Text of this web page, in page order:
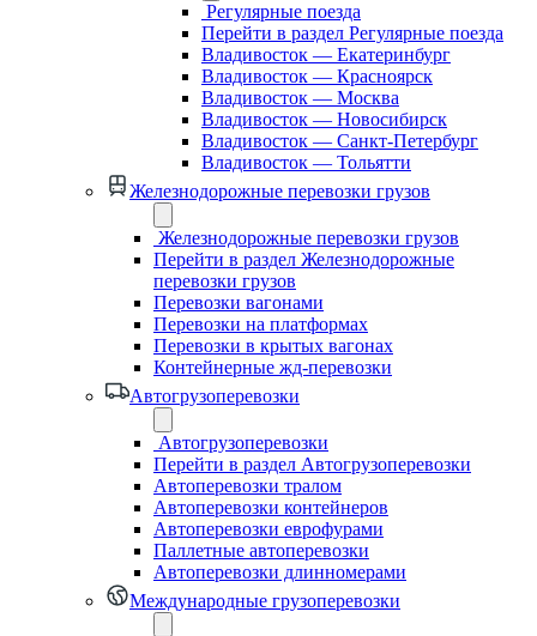
Регулярные поезда
Перейти в раздел Регулярные поезда
Владивосток — Екатеринбург
Владивосток — Красноярск
Владивосток — Москва
Владивосток — Новосибирск
Владивосток — Санкт-Петербург
Владивосток — Тольятти
Железнодорожные перевозки грузов
Железнодорожные перевозки грузов
Перейти в раздел Железнодорожные
перевозки грузов
Перевозки вагонами
Перевозки на платформах
Перевозки в крытых вагонах
Контейнерные жд-перевозки
Автогрузоперевозки
Автогрузоперевозки
Перейти в раздел Автогрузоперевозки
Автоперевозки тралом
Автоперевозки контейнеров
Автоперевозки еврофурами
Паллетные автоперевозки
Автоперевозки длинномерами
Международные грузоперевозки